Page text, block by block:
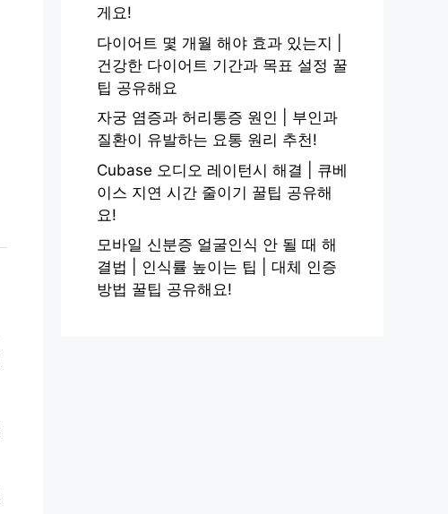
게요!
다이어트 몇 개월 해야 효과 있는지 |
건강한 다이어트 기간과 목표 설정 꿀
팁 공유해요
자궁 염증과 허리통증 원인 | 부인과
질환이 유발하는 요통 원리 추천!
Cubase 오디오 레이턴시 해결 | 큐베
이스 지연 시간 줄이기 꿀팁 공유해
요!
모바일 신분증 얼굴인식 안 될 때 해
결법 | 인식률 높이는 팁 | 대체 인증
방법 꿀팁 공유해요!